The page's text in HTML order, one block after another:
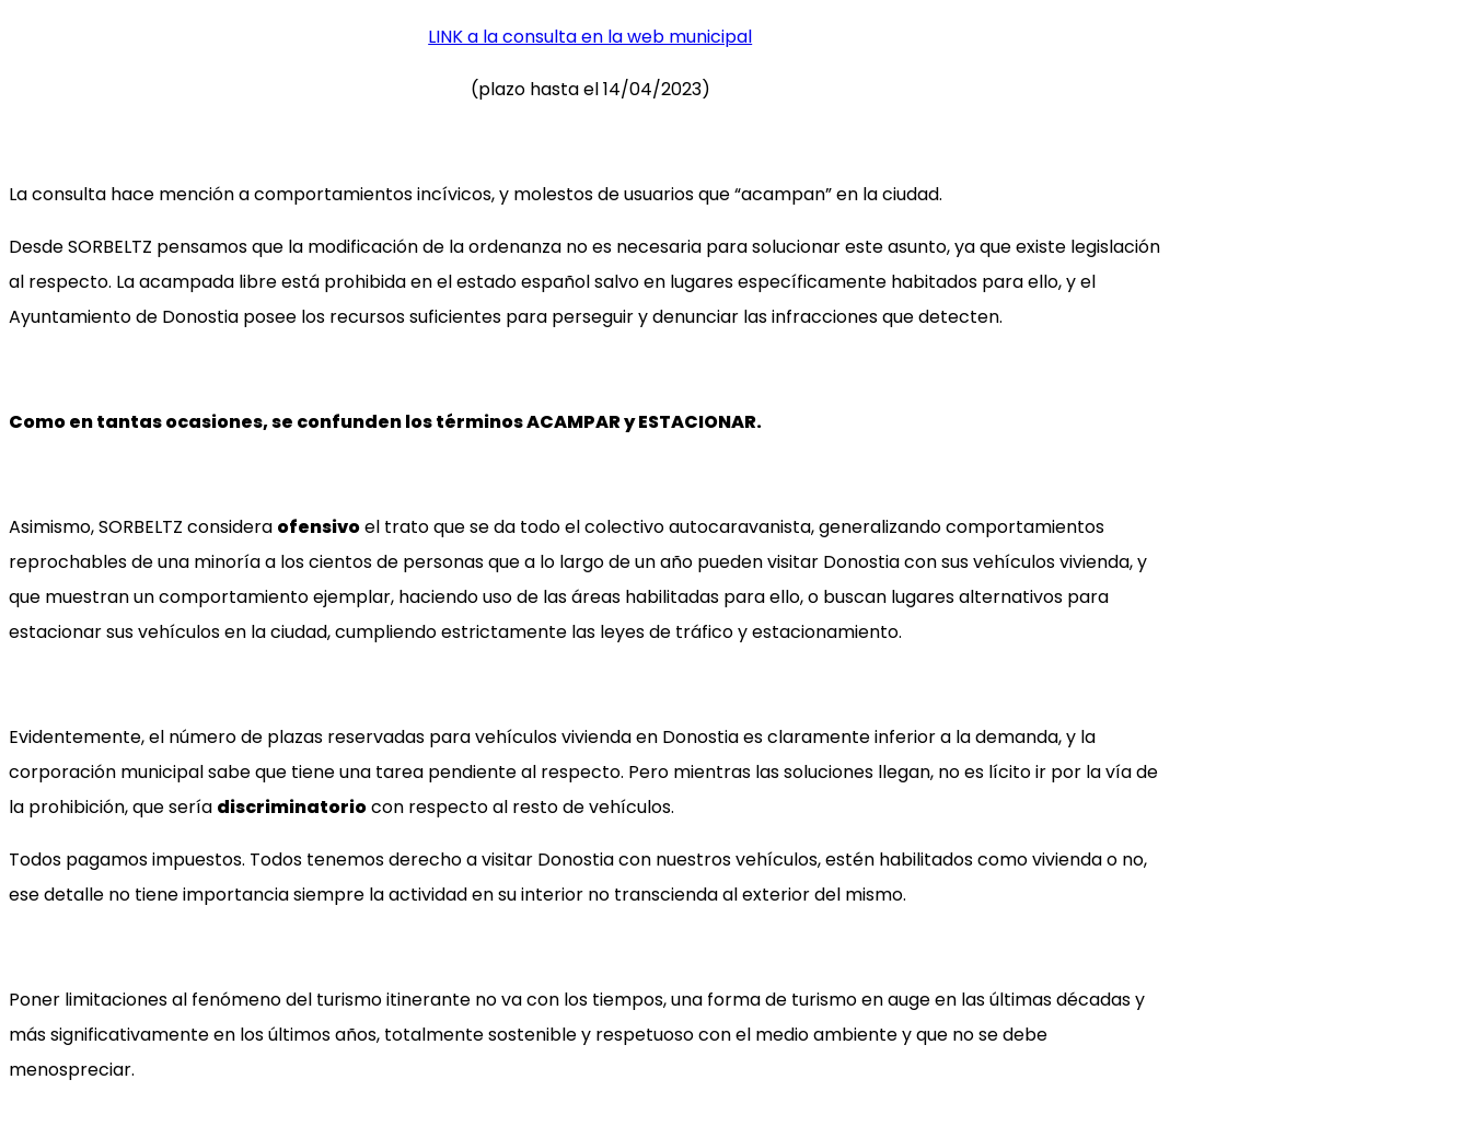
LINK a la consulta en la web municipal
(plazo hasta el 14/04/2023)
La consulta hace mención a comportamientos incívicos, y molestos de usuarios que “acampan” en la ciudad.
Desde SORBELTZ pensamos que la modificación de la ordenanza no es necesaria para solucionar este asunto, ya que existe legislación
al respecto. La acampada libre está prohibida en el estado español salvo en lugares específicamente habitados para ello, y el
Ayuntamiento de Donostia posee los recursos suficientes para perseguir y denunciar las infracciones que detecten.
Como en tantas ocasiones, se confunden los términos ACAMPAR y ESTACIONAR.
Asimismo, SORBELTZ considera ofensivoel trato que se da todo el colectivo autocaravanista, generalizando comportamientos
reprochables de una minoría a los cientos de personas que a lo largo de un año pueden visitar Donostia con sus vehículos vivienda, y
que muestran un comportamiento ejemplar, haciendo uso de las áreas habilitadas para ello, o buscan lugares alternativos para
estacionar sus vehículos en la ciudad, cumpliendo estrictamente las leyes de tráfico y estacionamiento.
Evidentemente, el número de plazas reservadas para vehículos vivienda en Donostia es claramente inferior a la demanda, y la
corporación municipal sabe que tiene una tarea pendiente al respecto. Pero mientras las soluciones llegan, no es lícito ir por la vía de
la prohibición, que sería discriminatoriocon respecto al resto de vehículos.
Todos pagamos impuestos. Todos tenemos derecho a visitar Donostia con nuestros vehículos, estén habilitados como vivienda o no,
ese detalle no tiene importancia siempre la actividad en su interior no transcienda al exterior del mismo.
Poner limitaciones al fenómeno del turismo itinerante no va con los tiempos, una forma de turismo en auge en las últimas décadas y
más significativamente en los últimos años, totalmente sostenible y respetuoso con el medio ambiente y que no se debe
menospreciar.